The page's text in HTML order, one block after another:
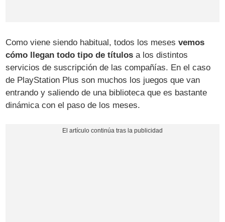
Como viene siendo habitual, todos los meses vemos
cómo llegan todo tipo de títulos a los distintos
servicios de suscripción de las compañías. En el caso
de PlayStation Plus son muchos los juegos que van
entrando y saliendo de una biblioteca que es bastante
dinámica con el paso de los meses.